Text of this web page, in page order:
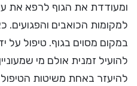
ומעודדת את הגוף לרפא את
למקומות הכואבים והפגועים.
במקום מסוים בגוף. טיפול על
להועיל זמנית אולם מי
להיעזר באחת משיטות